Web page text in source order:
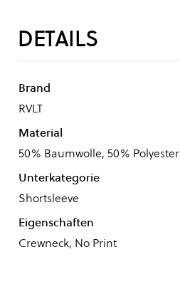
DETAILS
Brand
RVLT
Material
50% Baumwolle, 50% Polyester
Unterkategorie
Shortsleeve
Eigenschaften
Crewneck, No Print